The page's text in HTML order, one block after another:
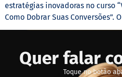
estratégias inovadoras no curso
Como Dobrar Suas
Quer falar
Toque no botão